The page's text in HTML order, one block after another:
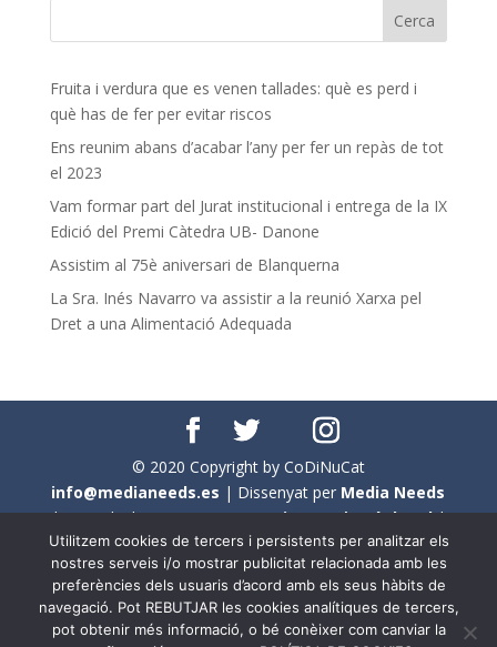
Fruita i verdura que es venen tallades: què es perd i
què has de fer per evitar riscos
Ens reunim abans d’acabar l’any per fer un repàs de tot
el 2023
Vam formar part del Jurat institucional i entrega de la IX
Edició del Premi Càtedra UB- Danone
Assistim al 75è aniversari de Blanquerna
La Sra. Inés Navarro va assistir a la reunió Xarxa pel
Dret a una Alimentació Adequada
© 2020 Copyright by CoDiNuCat
info@medianeeds.es | Dissenyat per Media Needs
| Tots els drets reservats aCoDiNuCat |Avís legal|
Avís per cookies
En aquest web s'ha tingut en compte l'ús no sexista del
llenguatge. No obstant això, i a causa de la seva
Utilitzem cookies de tercers i persistents per analitzar els
nostres serveis i/o mostrar publicitat relacionada amb les
preferències dels usuaris d’acord amb els seus hàbits de
navegació. Pot REBUTJAR les cookies analítiques de tercers,
pot obtenir més informació, o bé conèixer com canviar la